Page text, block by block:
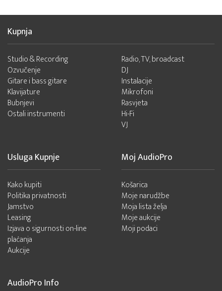
Kupnja
Studio & Recording
Ozvučenje
Gitare i bass gitare
Klavijature
Bubnjevi
Ostali instrumenti
Radio, TV, broadcast
DJ
Instalacije
Mikrofoni
Rasvjeta
Hi-Fi
VJ
Usluga Kupnje
Kako kupiti
Politika privatnosti
Jamstvo
Leasing
Izjava o sigurnosti on-line
plaćanja
Aukcije
Moj AudioPro
Košarica
Moje narudžbe
Moja lista želja
Moje aukcije
Moji podaci
AudioPro Info